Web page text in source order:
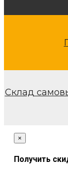
Склад
×
Получить